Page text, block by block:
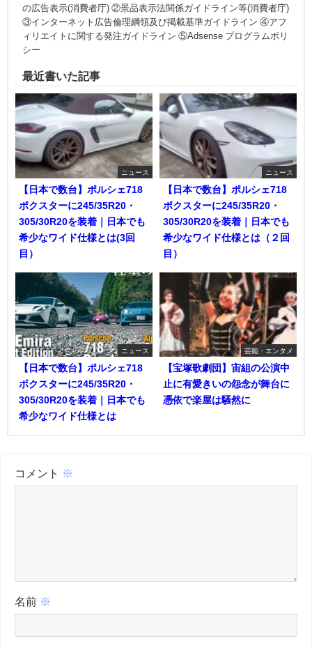
の広告表示(消費者庁) ②景品表示法関係ガイドライン等(消費者庁)
③インターネット広告倫理綱領及び掲載基準ガイドライン ④アフ
ィリエイトに関する発注ガイドライン ⑤Adsense プログラムポリ
シー
最近書いた記事
ニュース
【日本で数台】ポルシェ718
ボクスターに245/35R20・
305/30R20を装着｜日本でも
希少なワイド仕様とは(3回
目）
ニュース
【日本で数台】ポルシェ718
ボクスターに245/35R20・
305/30R20を装着｜日本でも
希少なワイド仕様とは（２回
目）
ニュース
【日本で数台】ポルシェ718
ボクスターに245/35R20・
305/30R20を装着｜日本でも
希少なワイド仕様とは
芸能・エンタメ
【宝塚歌劇団】宙組の公演中
止に有愛きいの怨念が舞台に
憑依で楽屋は騒然に
コメント ※
名前 ※